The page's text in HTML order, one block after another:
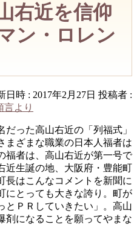
右近を信仰
ン・ロレン
日時 : 2017年2月27日 投稿者 :
言より
だった高山右近の「列福式」
まざまな職業の日本人福者は
福者は、高山右近が第一号で
近生誕の地、大阪府・豊能町
長はこんなコメントを新聞に
にとっても大きな誇り。町が
とＰＲしていきたい」。高山
剤になることを願ってやまな